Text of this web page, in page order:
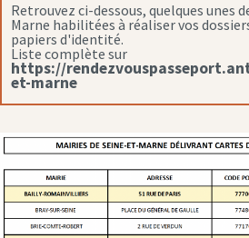
Retrouvez ci-dessous, quelques unes
Marne habilitées à réaliser vos
papiers d'identité.
Liste complète sur
https://
et-marne